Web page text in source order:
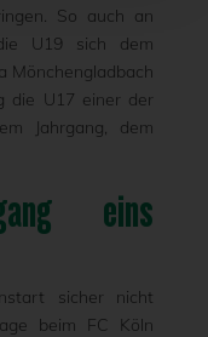
So auch an
U19 sich dem
Mönchengladbach
die U17 einer der
Jahrgang, dem
eins
sicher nicht
beim FC Köln